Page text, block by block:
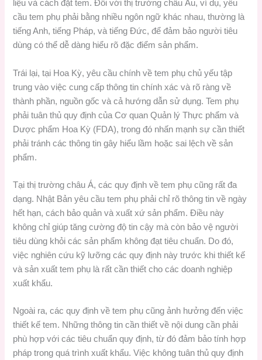
liệu và cách đặt tem. Đối với thị trường châu Âu, ví dụ, yêu
cầu tem phụ phải bằng nhiều ngôn ngữ khác nhau, thường là
tiếng Anh, tiếng Pháp, và tiếng Đức, để đảm bảo người tiêu
dùng có thể dễ dàng hiểu rõ đặc điểm sản phẩm.
Trái lại, tại Hoa Kỳ, yêu cầu chính về tem phụ chủ yếu tập
trung vào việc cung cấp thông tin chính xác và rõ ràng về
thành phần, nguồn gốc và cả hướng dẫn sử dụng. Tem phụ
phải tuân thủ quy định của Cơ quan Quản lý Thực phẩm và
Dược phẩm Hoa Kỳ (FDA), trong đó nhấn mạnh sự cần thiết
phải tránh các thông tin gây hiểu lầm hoặc sai lệch về sản
phẩm.
Tại thị trường châu Á, các quy định về tem phụ cũng rất đa
dạng. Nhật Bản yêu cầu tem phụ phải chỉ rõ thông tin về ngày
hết hạn, cách bảo quản và xuất xứ sản phẩm. Điều này
không chỉ giúp tăng cường độ tin cậy mà còn bảo vệ người
tiêu dùng khỏi các sản phẩm không đạt tiêu chuẩn. Do đó,
việc nghiên cứu kỹ lưỡng các quy định này trước khi thiết kế
và sản xuất tem phụ là rất cần thiết cho các doanh nghiệp
xuất khẩu.
Ngoài ra, các quy định về tem phụ cũng ảnh hưởng đến việc
thiết kế tem. Những thông tin cần thiết về nội dung cần phải
phù hợp với các tiêu chuẩn quy định, từ đó đảm bảo tính hợp
pháp trong quá trình xuất khẩu. Việc không tuân thủ quy định